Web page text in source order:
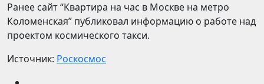
Ранее сайт “Квартира на час в Москве на метро
Коломенская” публиковал информацию о работе над
проектом космического такси.
Источник: Роскосмос